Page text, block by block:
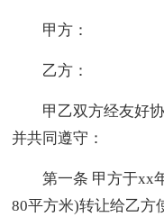
甲方：
乙方：
甲乙双方经友好协
并共同遵守：
第一条 甲方于xx年
80平方米)转让给乙方